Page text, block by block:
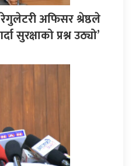
अफिसर श्रेष्ठले
सुरक्षाको प्रश्न उठ्यो’